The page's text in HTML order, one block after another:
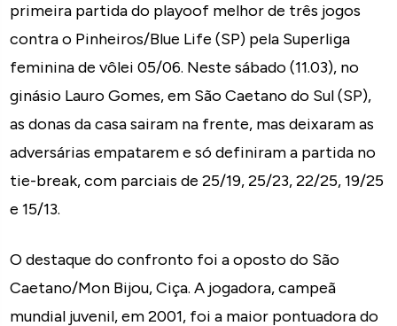
primeira partida do playoof melhor de três jogos
contra o Pinheiros/Blue Life (SP) pela Superliga
feminina de vôlei 05/06. Neste sábado (11.03), no
ginásio Lauro Gomes, em São Caetano do Sul (SP),
as donas da casa sairam na frente, mas deixaram as
adversárias empatarem e só definiram a partida no
tie-break, com parciais de 25/19, 25/23, 22/25, 19/25
e 15/13.
O destaque do confronto foi a oposto do São
Caetano/Mon Bijou, Ciça. A jogadora, campeã
mundial juvenil, em 2001, foi a maior pontuadora do